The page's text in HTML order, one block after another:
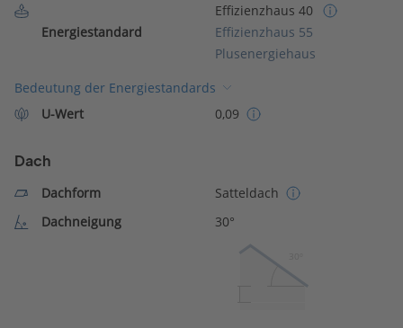
Energiestandard
Effizienzhaus 40
Effizienzhaus 55
Plusenergiehaus
Bedeutung der Energiestandards
U-Wert
0,09
Dach
Dachform
Satteldach
Dachneigung
30°